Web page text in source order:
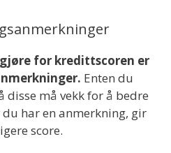
for kredittscoren er
Enten du
disse må vekk for å bedre
har en anmerkning, gir
score.